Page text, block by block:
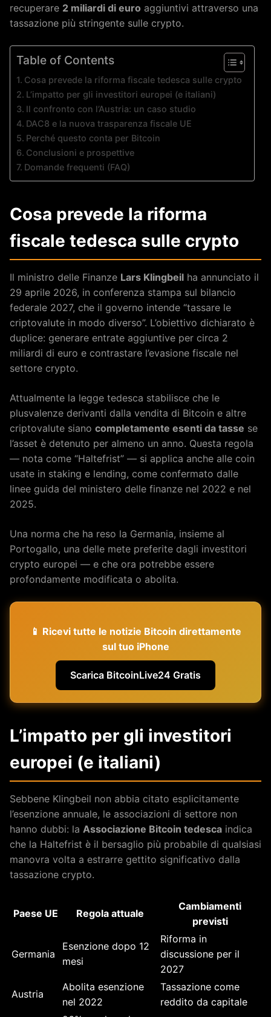
recuperare 2 miliardi di euro aggiuntivi attraverso una
tassazione più stringente sulle crypto.
Table of Contents
Cosa prevede la riforma fiscale tedesca sulle crypto
L’impatto per gli investitori europei (e italiani)
Il confronto con l’Austria: un caso studio
DAC8 e la nuova trasparenza fiscale UE
Perché questo conta per Bitcoin
Conclusioni e prospettive
Domande frequenti (FAQ)
Cosa prevede la riforma
fiscale tedesca sulle crypto
Il ministro delle Finanze Lars Klingbeil ha annunciato il
29 aprile 2026, in conferenza stampa sul bilancio
federale 2027, che il governo intende “tassare le
criptovalute in modo diverso”. L’obiettivo dichiarato è
duplice: generare entrate aggiuntive per circa 2
miliardi di euro e contrastare l’evasione fiscale nel
settore crypto.
Attualmente la legge tedesca stabilisce che le
plusvalenze derivanti dalla vendita di Bitcoin e altre
criptovalute siano completamente esenti da tasse se
l’asset è detenuto per almeno un anno. Questa regola
— nota come “Haltefrist” — si applica anche alle coin
usate in staking e lending, come confermato dalle
linee guida del ministero delle finanze nel 2022 e nel
2025.
Una norma che ha reso la Germania, insieme al
Portogallo, una delle mete preferite dagli investitori
crypto europei — e che ora potrebbe essere
profondamente modificata o abolita.
📱 Ricevi tutte le notizie Bitcoin direttamente
sul tuo iPhone
Scarica BitcoinLive24 Gratis
L’impatto per gli investitori
europei (e italiani)
Sebbene Klingbeil non abbia citato esplicitamente
l’esenzione annuale, le associazioni di settore non
hanno dubbi: la Associazione Bitcoin tedesca indica
che la Haltefrist è il bersaglio più probabile di qualsiasi
manovra volta a estrarre gettito significativo dalla
tassazione crypto.
Paese UE Regola attuale
Cambiamenti
previsti
Germania
Esenzione dopo 12
mesi
Riforma in
discussione per il
2027
Austria
Abolita esenzione
nel 2022
Tassazione come
reddito da capitale